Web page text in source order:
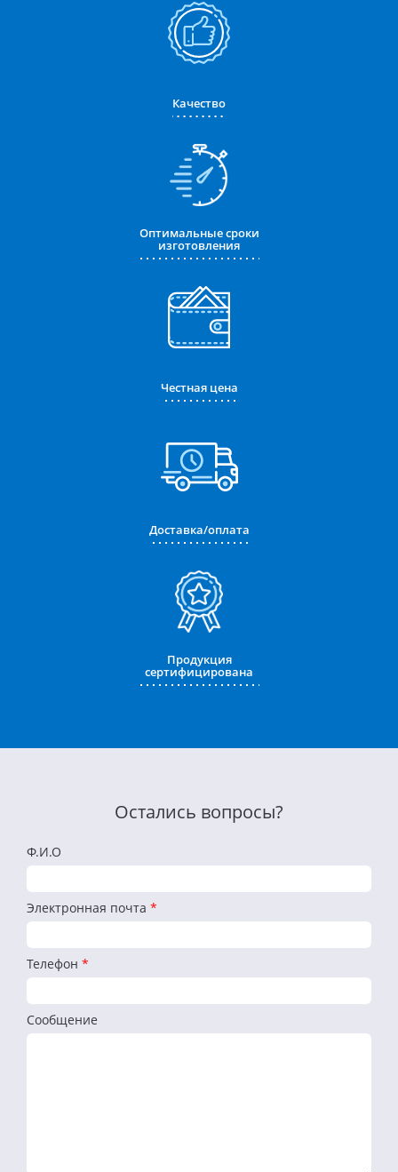
Качество
Оптимальные сроки
изготовления
Честная цена
Доставка/оплата
Продукция
сертифицирована
Остались вопросы?
Ф.И.О
Электронная почта *
Телефон *
Сообщение